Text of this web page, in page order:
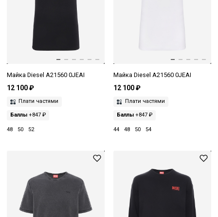
Майка Diesel A21560 0JEAI
12 100 ₽
Плати частями
Баллы +847 ₽
48 50 52
Майка Diesel A21560 0JEAI
12 100 ₽
Плати частями
Баллы+847 ₽
44 48 50 54